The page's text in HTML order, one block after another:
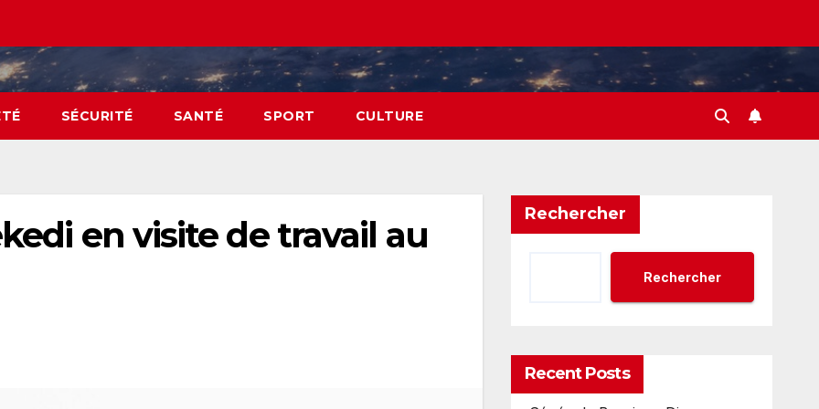
SÉCURITÉ SANTÉ SPORT CULTURE
en visite de travail au
Rechercher
Rechercher
Recent Posts